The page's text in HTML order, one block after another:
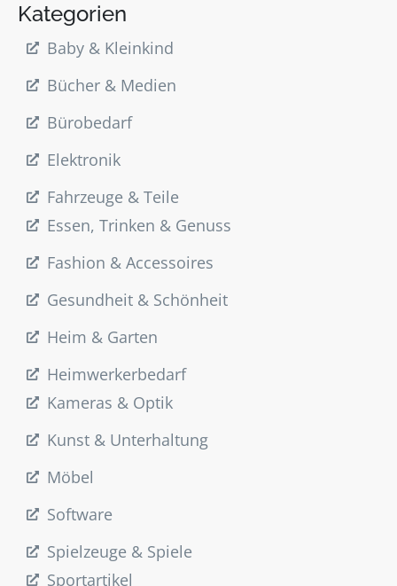
Kategorien
Baby & Kleinkind
Bücher & Medien
Bürobedarf
Elektronik
Fahrzeuge & Teile
Essen, Trinken & Genuss
Fashion & Accessoires
Gesundheit & Schönheit
Heim & Garten
Heimwerkerbedarf
Kameras & Optik
Kunst & Unterhaltung
Möbel
Software
Spielzeuge & Spiele
Sportartikel